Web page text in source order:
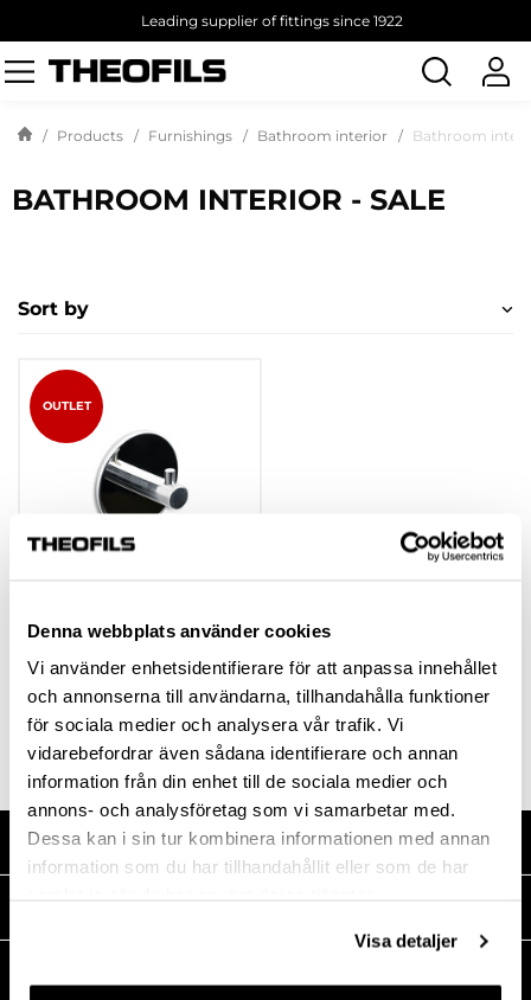
Denna webbplats använder cookies
Vi använder enhetsidentifierare för att anpassa innehållet
och annonserna till användarna, tillhandahålla funktioner
för sociala medier och analysera vår trafik. Vi
vidarebefordrar även sådana identifierare och annan
information från din enhet till de sociala medier och
annons- och analysföretag som vi samarbetar med.
Dessa kan i sin tur kombinera informationen med annan
information som du har tillhandahållit eller som de har
Visa detaljer
Leading supplier of fittings since 1922
Search
products
Products Furnishings Bathroom interior Bathroom
BATHROOM INTERIOR - SALE
Sort by
OUTLET
1-HOOK CHROME 3M-
TAPE
17001143
SHOP WITH US